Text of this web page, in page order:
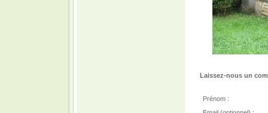
Laissez-nous un
Prénom :